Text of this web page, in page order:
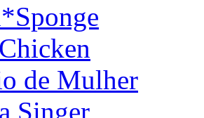
de Mulher
Singer